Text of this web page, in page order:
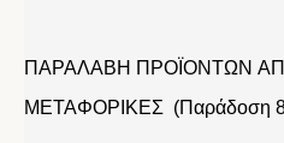
ΠΑΡΑΛΑΒΗ ΠΡΟΪΟΝΤΩΝ
ΜΕΤΑΦΟΡΙΚΕΣ (Παράδοση 8-